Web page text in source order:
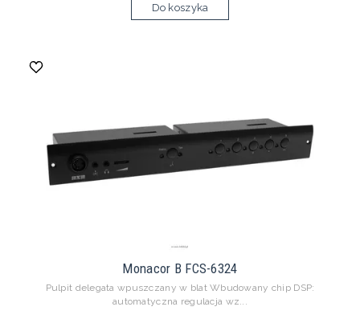
Do koszyka
Monacor B FCS-6324
Pulpit delegata wpuszczany w blat Wbudowany chip DSP:
automatyczna regulacja wz...